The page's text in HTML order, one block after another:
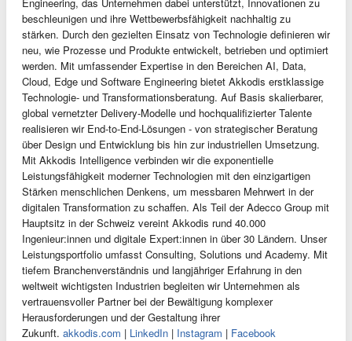
beschleunigen und ihre Wettbewerbsfähigkeit nachhaltig zu
stärken. Durch den gezielten Einsatz von Technologie definieren wir
neu, wie Prozesse und Produkte entwickelt, betrieben und optimiert
werden. Mit umfassender Expertise in den Bereichen AI, Data,
Cloud, Edge und Software Engineering bietet Akkodis erstklassige
Technologie‑ und Transformationsberatung. Auf Basis skalierbarer,
global vernetzter Delivery‑Modelle und hochqualifizierter Talente
realisieren wir End‑to‑End‑Lösungen - von strategischer Beratung
über Design und Entwicklung bis hin zur industriellen Umsetzung.
Mit Akkodis Intelligence verbinden wir die exponentielle
Leistungsfähigkeit moderner Technologien mit den einzigartigen
Stärken menschlichen Denkens, um messbaren Mehrwert in der
digitalen Transformation zu schaffen. Als Teil der Adecco Group mit
Hauptsitz in der Schweiz vereint Akkodis rund 40.000
Ingenieur:innen und digitale Expert:innen in über 30 Ländern. Unser
Leistungsportfolio umfasst Consulting, Solutions und Academy. Mit
tiefem Branchenverständnis und langjähriger Erfahrung in den
weltweit wichtigsten Industrien begleiten wir Unternehmen als
vertrauensvoller Partner bei der Bewältigung komplexer
Herausforderungen und der Gestaltung ihrer
Zukunft. akkodis.com | LinkedIn | Instagram | Facebook